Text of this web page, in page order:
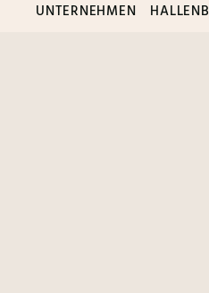
UNTERNEHMEN